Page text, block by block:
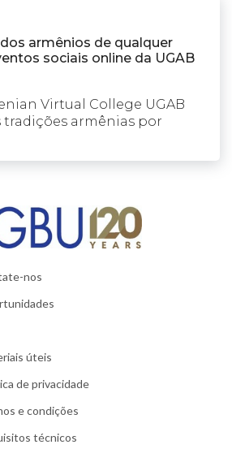
armênios de qualquer
sociais online da UGAB
Virtual College UGAB
tradições armênias por
nos
úteis
de privacidade
e condições
técnicos